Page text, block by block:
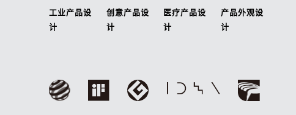
工业产品设
计
创意产品设
计
医疗产品设
计
产品外观设
计